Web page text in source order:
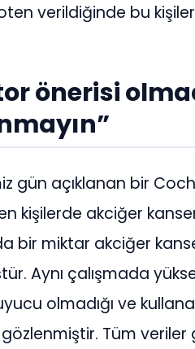
verildiğinde bu
önerisi
gün açıklanan bir
kişilerde akciğer
bir miktar akciğer
Aynı çalışmada
olmadığı ve
gözlenmiştir. Tüm